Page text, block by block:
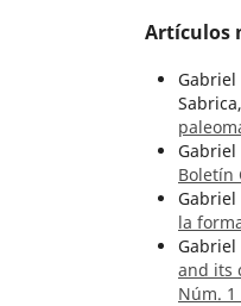
Artículos
Gabriel
Sabrica,
Gabriel
Boletín
Gabriel
la
Gabriel
and its
Núm. 1